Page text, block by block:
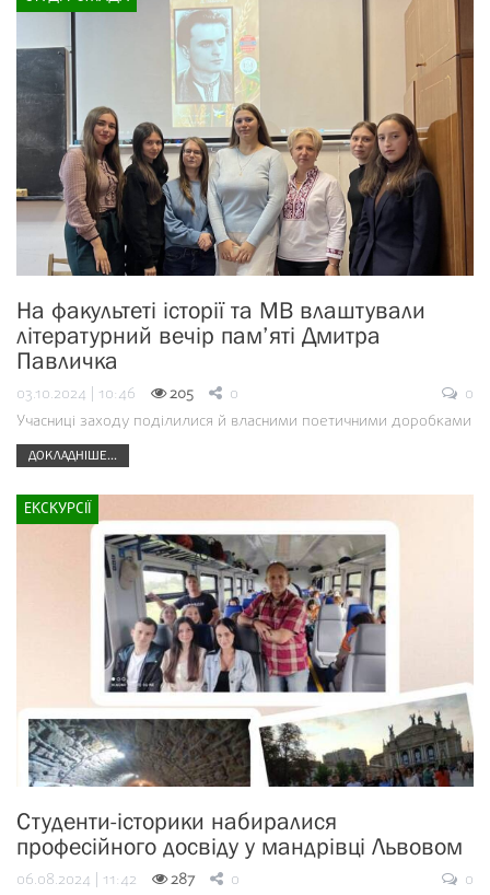
На факультеті історії та МВ влаштували
літературний вечір пам’яті Дмитра
Павличка
03.10.2024 | 10:46 205 0
0
Учасниці заходу поділилися й власними поетичними доробками
ДОКЛАДНІШЕ...
ЕКСКУРСІЇ
Студенти-історики набиралися
професійного досвіду у мандрівці Львовом
06.08.2024 | 11:42 287 0
0